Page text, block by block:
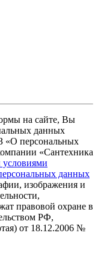
на сайте, Вы
данных
«О персональных
«Cантехника
данных
изображения и
правовой охране в
РФ,
от 18.12.2006 №